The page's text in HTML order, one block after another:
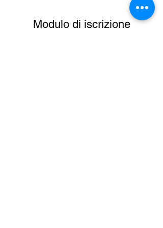
Modulo di iscrizione